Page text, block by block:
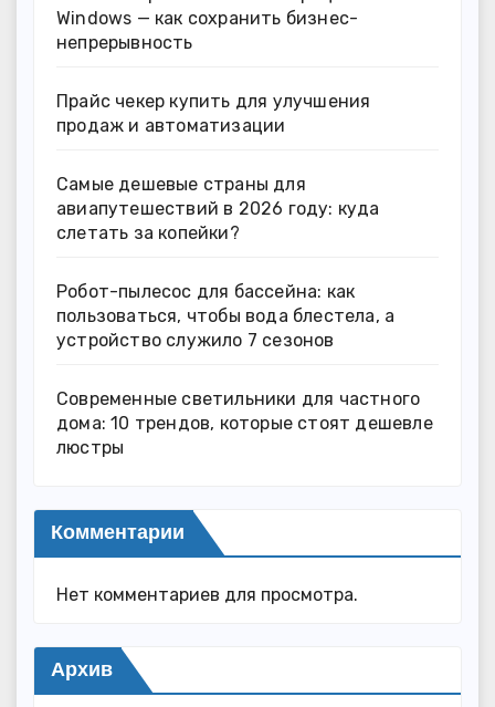
Windows — как сохранить бизнес-
непрерывность
Прайс чекер купить для улучшения
продаж и автоматизации
Самые дешевые страны для
авиапутешествий в 2026 году: куда
слетать за копейки?
Робот-пылесос для бассейна: как
пользоваться, чтобы вода блестела, а
устройство служило 7 сезонов
Современные светильники для частного
дома: 10 трендов, которые стоят дешевле
люстры
Комментарии
Нет комментариев для просмотра.
Архив